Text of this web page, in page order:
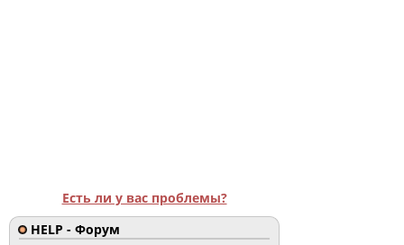
Есть ли у вас проблемы?
HELP - Форум